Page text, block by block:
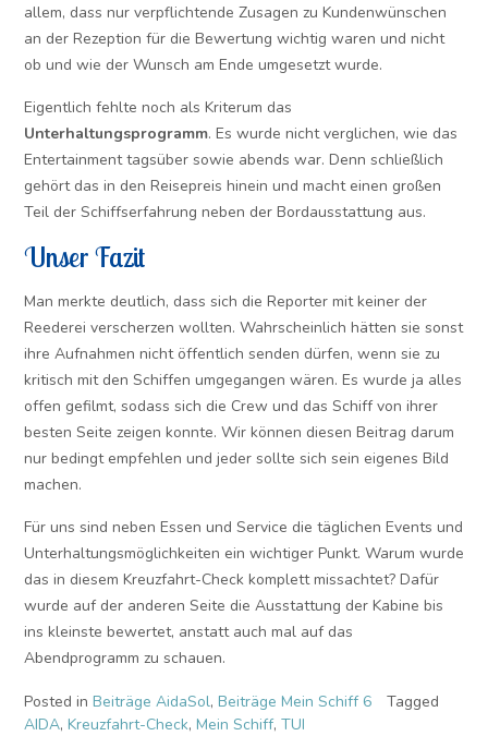
allem, dass nur verpflichtende Zusagen zu Kundenwünschen
an der Rezeption für die Bewertung wichtig waren und nicht
ob und wie der Wunsch am Ende umgesetzt wurde.
Eigentlich fehlte noch als Kriterum das
Unterhaltungsprogramm. Es wurde nicht verglichen, wie das
Entertainment tagsüber sowie abends war. Denn schließlich
gehört das in den Reisepreis hinein und macht einen großen
Teil der Schiffserfahrung neben der Bordausstattung aus.
Unser Fazit
Man merkte deutlich, dass sich die Reporter mit keiner der
Reederei verscherzen wollten. Wahrscheinlich hätten sie sonst
ihre Aufnahmen nicht öffentlich senden dürfen, wenn sie zu
kritisch mit den Schiffen umgegangen wären. Es wurde ja alles
offen gefilmt, sodass sich die Crew und das Schiff von ihrer
besten Seite zeigen konnte. Wir können diesen Beitrag darum
nur bedingt empfehlen und jeder sollte sich sein eigenes Bild
machen.
Für uns sind neben Essen und Service die täglichen Events und
Unterhaltungsmöglichkeiten ein wichtiger Punkt. Warum wurde
das in diesem Kreuzfahrt-Check komplett missachtet? Dafür
wurde auf der anderen Seite die Ausstattung der Kabine bis
ins kleinste bewertet, anstatt auch mal auf das
Abendprogramm zu schauen.
Posted in Beiträge AidaSol, Beiträge Mein Schiff 6
Tagged
AIDA, Kreuzfahrt-Check, Mein Schiff, TUI